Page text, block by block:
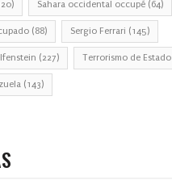
Sahara occidental occupé (64)
(88) Sergio Ferrari (145)
(227) Terrorismo de Estado
(143)